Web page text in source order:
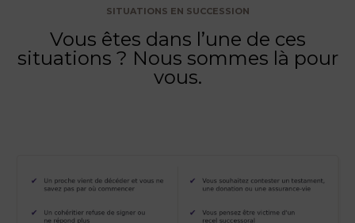
SITUATIONS EN SUCCESSION
Vous êtes dans l’une de ces
situations ? Nous sommes là pour
vous.